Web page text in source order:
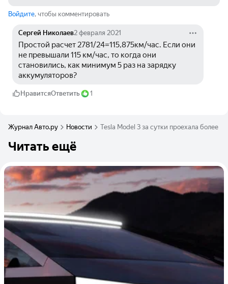
Войдите, чтобы комментировать
Сергей Николаев2 февраля 2021
Простой расчет 2781/24=115,875км/час. Если они
не превышали 115 км/час, то когда они
становились, как минимум 5 раз на зарядку
аккумуляторов?
НравитсяОтветить 1
Журнал Авто.ру Новости Tesla Model 3 за сутки проехала более
Читать ещё